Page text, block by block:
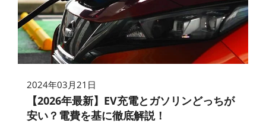
2024年03月21日
【2026年最新】EV充電とガソリンどっちが
安い？電費を基に徹底解説！